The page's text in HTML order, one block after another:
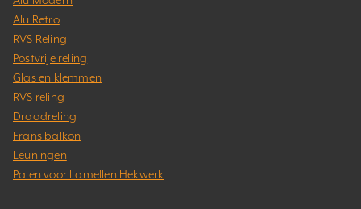
Alu Retro
RVS Reling
Postvrije reling
Glas en klemmen
RVS reling
Draadreling
Frans balkon
Leuningen
Palen voor Lamellen Hekwerk